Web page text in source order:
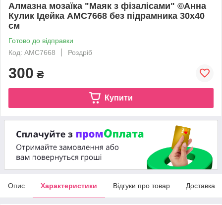
Алмазна мозаїка "Маяк з фізалісами" ©Анна
Кулик Ідейка AMC7668 без підрамника 30х40
см
Готово до відправки
Код: AMC7668
Роздріб
300 ₴
Купити
Опис Характеристики Відгуки про товар Доставка